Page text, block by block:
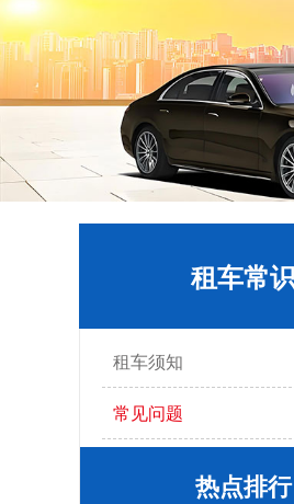
租车常
租车须知
常见问题
热点排行